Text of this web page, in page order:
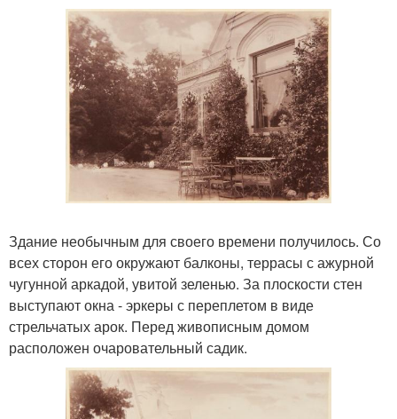
Здание необычным для своего времени получилось. Со
всех сторон его окружают балконы, террасы с ажурной
чугунной аркадой, увитой зеленью. За плоскости стен
выступают окна - эркеры с переплетом в виде
стрельчатых арок. Перед живописным домом
расположен очаровательный садик.